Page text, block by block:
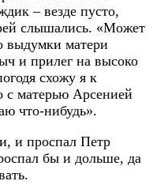
– везде пусто,
слышались. «Может
выдумки матери
и прилег на высоко
схожу я к
матерью Арсенией
что-нибудь».
и проспал Петр
бы и дольше, да